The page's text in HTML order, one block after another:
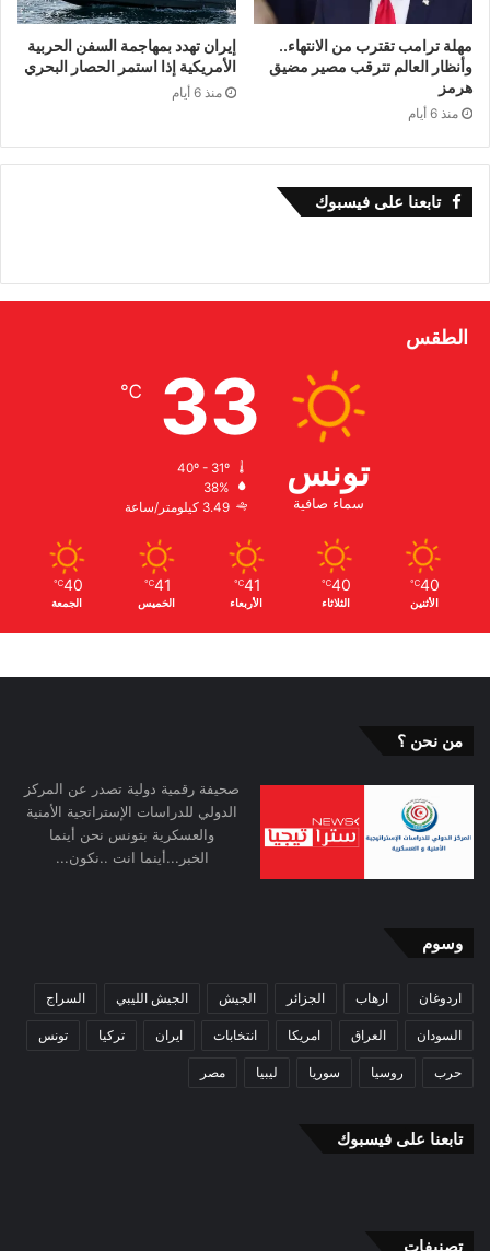
مهلة ترامب تقترب من الانتهاء..
وأنظار العالم تترقب مصير مضيق
هرمز
منذ 6 أيام
إيران تهدد بمهاجمة السفن الحربية
الأمريكية إذا استمر الحصار البحري
منذ 6 أيام
تابعنا على فيسبوك
الطقس
تونس
سماء صافية
33
℃
38%
3.49 كيلومتر/ساعة
40
℃
الأثنين
40
℃
الثلاثاء
41
℃
الأربعاء
41
℃
الخميس
40
℃
الجمعة
من نحن ؟
صحيفة رقمية دولية تصدر عن المركز
الدولي للدراسات الإستراتجية الأمنية
والعسكرية بتونس نحن أينما
الخبر...أينما انت ..نكون...
وسوم
اردوغان ارهاب الجزائر الجيش الجيش الليبي السراج
السودان العراق امريكا انتخابات ايران تركيا تونس
حرب روسيا سوريا ليبيا مصر
تابعنا على فيسبوك
تصنيفات